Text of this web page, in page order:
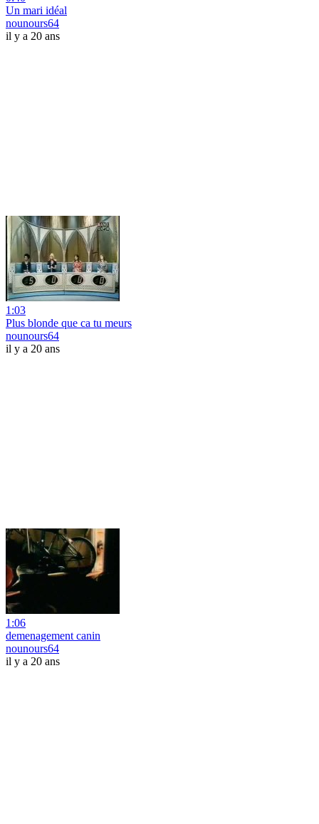
Un mari idéal
nounours64
il y a 20 ans
1:03
Plus blonde que ca tu meurs
nounours64
il y a 20 ans
1:06
demenagement canin
nounours64
il y a 20 ans